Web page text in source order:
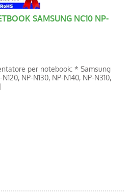
SAMSUNG NC10 NP-
per notebook: * Samsung
NP-N130, NP-N140, NP-N310,